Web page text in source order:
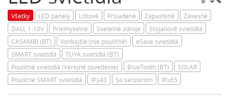
Všetky LED panely Lištové Prisadené Zapustené
Závesné
DALI, 1-10V
Priemyselné Svetelné zdroje
Stojanové svietidlá
CASAMBI (BT)
Vonkajšie (nie pouličné)
eSave svietidlá
SMART svietidlá
TUYA svietidlá (BT)
Pouličné svietidlá (Verejné osvetlenie)
BlueTooth (BT)
SOLAR
Pouličné SMART svietidlá
IP≥43 So senzorom IP≥65